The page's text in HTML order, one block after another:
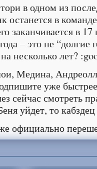
в одном из
останется в
заканчивается в
– это не “долгие
несколько лет?
Медина,
уже
сейчас смотреть
уйдет, то
официально